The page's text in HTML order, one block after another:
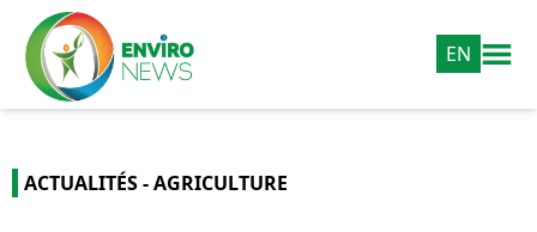
EN
ACTUALITÉS - AGRICULTURE